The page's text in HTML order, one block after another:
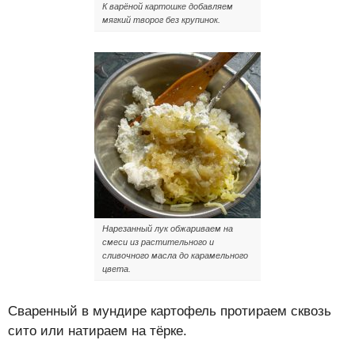
К варёной картошке добавляем
мягкий творог без крупинок.
Нарезанный лук обжариваем на
смеси из растительного и
сливочного масла до карамельного
цвета.
Сваренный в мундире картофель протираем сквозь
сито или натираем на тёрке.